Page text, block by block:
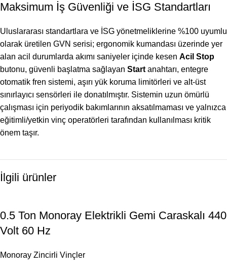
Maksimum İş Güvenliği ve İSG Standartları
Uluslararası standartlara ve İSG yönetmeliklerine %100 uyumlu
olarak üretilen GVN serisi; ergonomik kumandası üzerinde yer
alan acil durumlarda akımı saniyeler içinde kesen Acil Stop
butonu, güvenli başlatma sağlayan Start anahtarı, entegre
otomatik fren sistemi, aşırı yük koruma limitörleri ve alt-üst
sınırlayıcı sensörleri ile donatılmıştır. Sistemin uzun ömürlü
çalışması için periyodik bakımlarının aksatılmaması ve yalnızca
eğitimli/yetkin vinç operatörleri tarafından kullanılması kritik
önem taşır.
İlgili ürünler
0.5 Ton Monoray Elektrikli Gemi Caraskalı 440
Volt 60 Hz
Monoray Zincirli Vinçler